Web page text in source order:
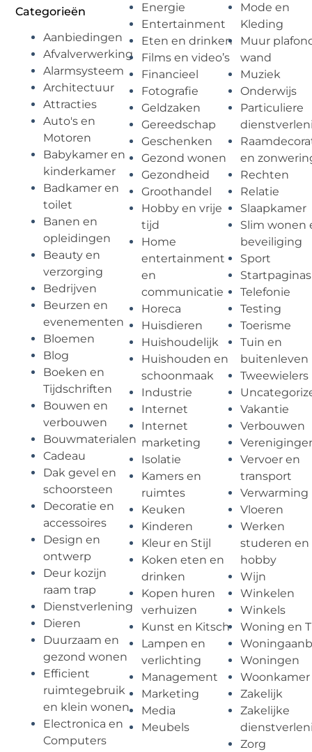
Categorieën
Aanbiedingen
Afvalverwerking
Alarmsysteem
Architectuur
Attracties
Auto's en
Motoren
Babykamer en
kinderkamer
Badkamer en
toilet
Banen en
opleidingen
Beauty en
verzorging
Bedrijven
Beurzen en
evenementen
Bloemen
Blog
Boeken en
Tijdschriften
Bouwen en
verbouwen
Bouwmaterialen
Cadeau
Dak gevel en
schoorsteen
Decoratie en
accessoires
Design en
ontwerp
Deur kozijn
raam trap
Dienstverlening
Dieren
Duurzaam en
gezond wonen
Efficient
ruimtegebruik
en klein wonen
Electronica en
Computers
Energie
Entertainment
Eten en drinken
Films en video’s
Financieel
Fotografie
Geldzaken
Gereedschap
Geschenken
Gezond wonen
Gezondheid
Groothandel
Hobby en vrije
tijd
Home
entertainment
en
communicatie
Horeca
Huisdieren
Huishoudelijk
Huishouden en
schoonmaak
Industrie
Internet
Internet
marketing
Isolatie
Kamers en
ruimtes
Keuken
Kinderen
Kleur en Stijl
Koken eten en
drinken
Kopen huren
verhuizen
Kunst en Kitsch
Lampen en
verlichting
Management
Marketing
Media
Meubels
Mode en
Kleding
Muur
wand
Muziek
Onderwijs
Particuliere
en
Rechten
Relatie
Slaapkamer
Slim wonen
beveiliging
Sport
Startpaginas
Telefonie
Testing
Toerisme
Tuin en
buitenleven
Tweewielers
Vakantie
Verbouwen
Vervoer en
transport
Verwarming
Vloeren
Werken
studeren en
hobby
Wijn
Winkelen
Winkels
Woning en
Woningen
Woonkamer
Zakelijk
Zakelijke
Zorg